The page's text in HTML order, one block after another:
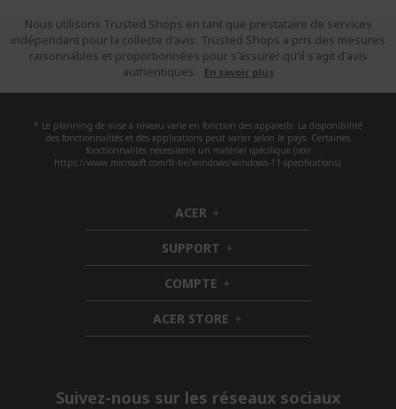
Nous utilisons Trusted Shops en tant que prestataire de services
indépendant pour la collecte d'avis. Trusted Shops a pris des mesures
raisonnables et proportionnées pour s'assurer qu'il s'agit d'avis
authentiques.
En savoir plus
* Le planning de mise à niveau varie en fonction des appareils. La disponibilité
des fonctionnalités et des applications peut varier selon le pays. Certaines
fonctionnalités nécessitent un matériel spécifique (voir
https://www.microsoft.com/fr-be/windows/windows-11-specifications).
ACER h
i
d
d
e
n
SUPPORT h
i
d
d
e
n
COMPTE h
i
d
d
ACER STORE h
i
e
Suivez-nous sur les réseaux sociaux